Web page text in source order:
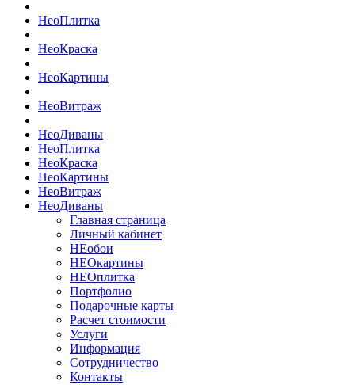
НеоПлитка
НеоКраска
НеоКартины
НеоВитраж
НеоДиваны
НеоПлитка
НеоКраска
НеоКартины
НеоВитраж
НеоДиваны
Главная страница
Личный кабинет
НЕобои
НЕОкартины
НЕОплитка
Портфолио
Подарочные карты
Расчет стоимости
Услуги
Информация
Сотрудничество
Контакты